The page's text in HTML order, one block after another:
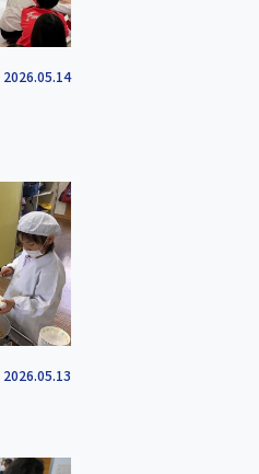
2026.05.14
2026.05.13